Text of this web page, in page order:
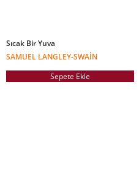
Sıcak Bir Yuva
SAMUEL LANGLEY-SWAIN
Sepete Ekle